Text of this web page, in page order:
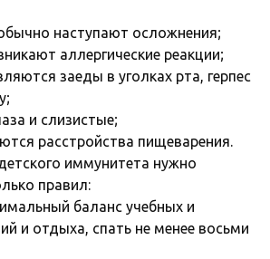
наступают осложнения;
аллергические реакции;
заеды в уголках рта, герпес
и слизистые;
расстройства пищеварения.
иммунитета нужно
правил:
баланс учебных и
и отдыха, спать не менее восьми